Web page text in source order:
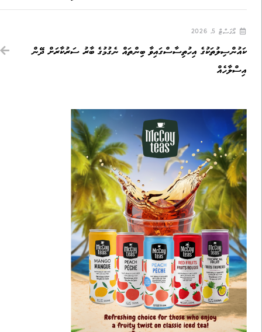
އޯގަސްޓް 5, 2026
ކައުންސިލުތަކުގެ އިހުތިސާސްގައިވާ ބިންތައް ނެގުމުގެ ބާރު ސަރުކާރަށް ދޭން
އިސްލާހެއް